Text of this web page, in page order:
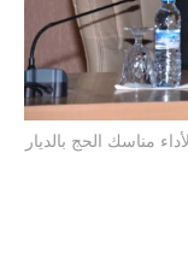
مناسك الحج بالديار